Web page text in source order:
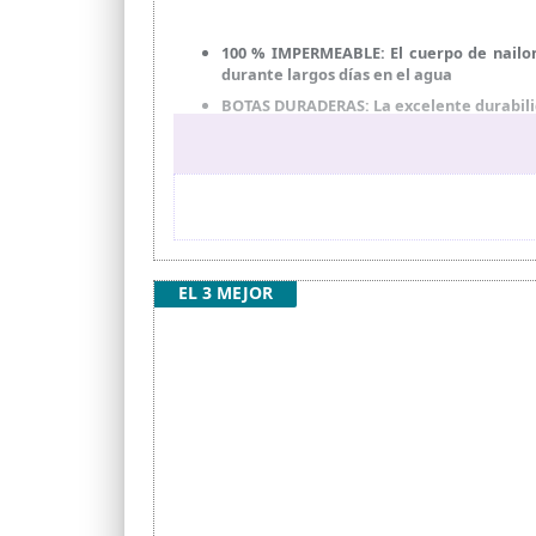
100 % IMPERMEABLE: El cuerpo de
durante largos días en el agua
BOTAS DURADERAS: La excelente
DISEÑO AMIGABLE: Estos botas de
APLICACIÓN: Este botas vadeadores
situación complicada. Los tamaños
SOPORTE: Enjuágalo con agua dulce
ocurre algún problema de calidad,
EL 3 MEJOR